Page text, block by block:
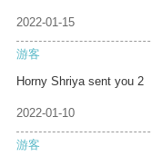
2022-01-15
游客
Horny Shriya sent you 2
2022-01-10
游客